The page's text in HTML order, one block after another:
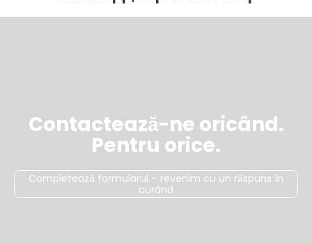
Contactează-ne oricând.
Pentru orice.
Completează formularul – revenim cu un răspuns în
curând